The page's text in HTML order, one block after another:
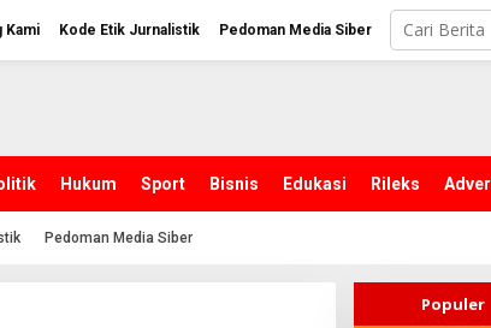
Kami Kode Etik Jurnalistik Pedoman Media Siber
Hukum Sport Bisnis Edukasi Rileks
Pedoman Media Siber
Populer